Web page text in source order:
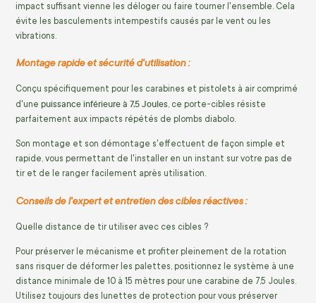
impact suffisant vienne les déloger ou faire tourner l'ensemble. Cela
évite les basculements intempestifs causés par le vent ou les
vibrations.
Montage rapide et sécurité d'utilisation :
Conçu spécifiquement pour les carabines et pistolets à air comprimé
d'une puissance inférieure à 7,5 Joules, ce porte-cibles résiste
parfaitement aux impacts répétés de plombs diabolo.
Son montage et son démontage s'effectuent de façon simple et
rapide, vous permettant de l'installer en un instant sur votre pas de
tir et de le ranger facilement après utilisation.
Conseils de l'expert et entretien des cibles réactives :
Quelle distance de tir utiliser avec ces cibles ?
Pour préserver le mécanisme et profiter pleinement de la rotation
sans risquer de déformer les palettes, positionnez le système à une
distance minimale de 10 à 15 mètres pour une carabine de 7,5 Joules.
Utilisez toujours des lunettes de protection pour vous préserver